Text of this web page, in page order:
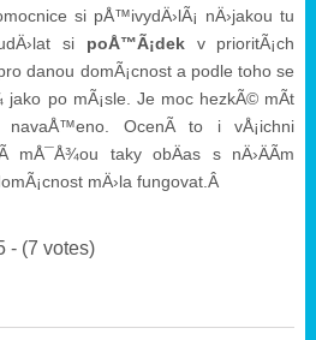
si pÅ™ivydÄ›lÃ¡ nÄ›jakou tu
si poÅ™Ã¡dek v prioritÃ¡ch
danou domÃ¡cnost a podle toho se
po mÃ¡sle. Je moc hezkÃ© mÃ­t
OcenÃ­ to i vÅ¡ichni
mÅ¯Å¾ou taky obÄas s nÄ›ÄÃ­m
mÄ›la fungovat.Â
- (7 votes)